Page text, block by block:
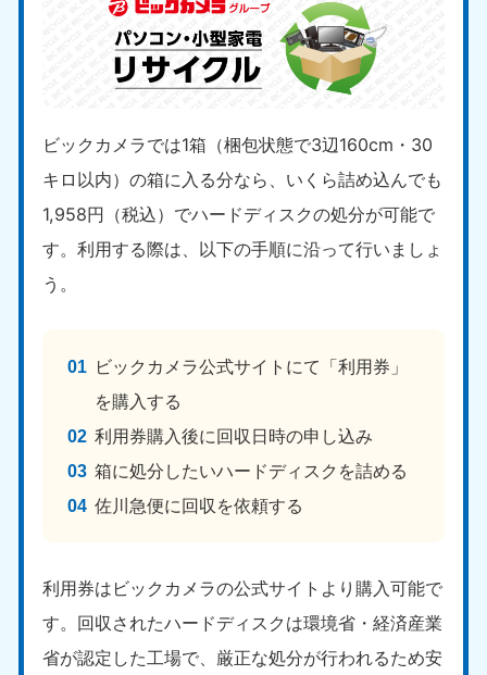
ビックカメラでは1箱（梱包状態で3辺160cm・30
キロ以内）の箱に入る分なら、いくら詰め込んでも
1,958円（税込）でハードディスクの処分が可能で
す。利用する際は、以下の手順に沿って行いましょ
う。
ビックカメラ公式サイトにて「利用券」
を購入する
利用券購入後に回収日時の申し込み
箱に処分したいハードディスクを詰める
佐川急便に回収を依頼する
利用券はビックカメラの公式サイトより購入可能で
す。回収されたハードディスクは環境省・経済産業
省が認定した工場で、厳正な処分が行われるため安
福島県
050-1881-5271
9:00〜19:00 年中無休
東京都
050-1881-5265
9:00〜19:00 年中無休
神奈川県
050-1881-5264
9:00〜19:00 年中無休
千葉県
050-1881-5268
埼玉県
栃木県
050-1881-5270
9:00〜19:00 年中無休
茨城県
050-1881-5267
9:00〜19:00 年中無休
愛知県
050-1881-5255
9:00〜19:00 年中無休
岐阜県
050-1881-5259
9:00〜19:00 年中無休